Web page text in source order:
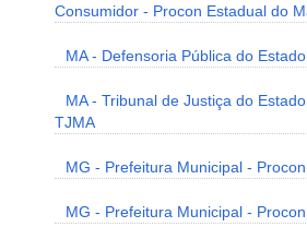
Consumidor - Procon Estadual do
MA - Defensoria Pública do
MA - Tribunal de Justiça do
TJMA
MG - Prefeitura Municipal -
MG - Prefeitura Municipal -